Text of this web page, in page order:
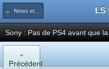
← News et actualités postées sur LS LS
Sony : Pas de PS4 avant que
«
Précédent